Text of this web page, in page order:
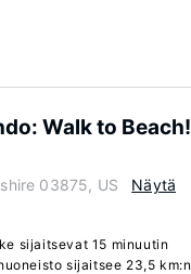
Walk to Beach!
03875, US
Näytä
sijaitsevat 15 minuutin
sijaitsee 23,5 km:n